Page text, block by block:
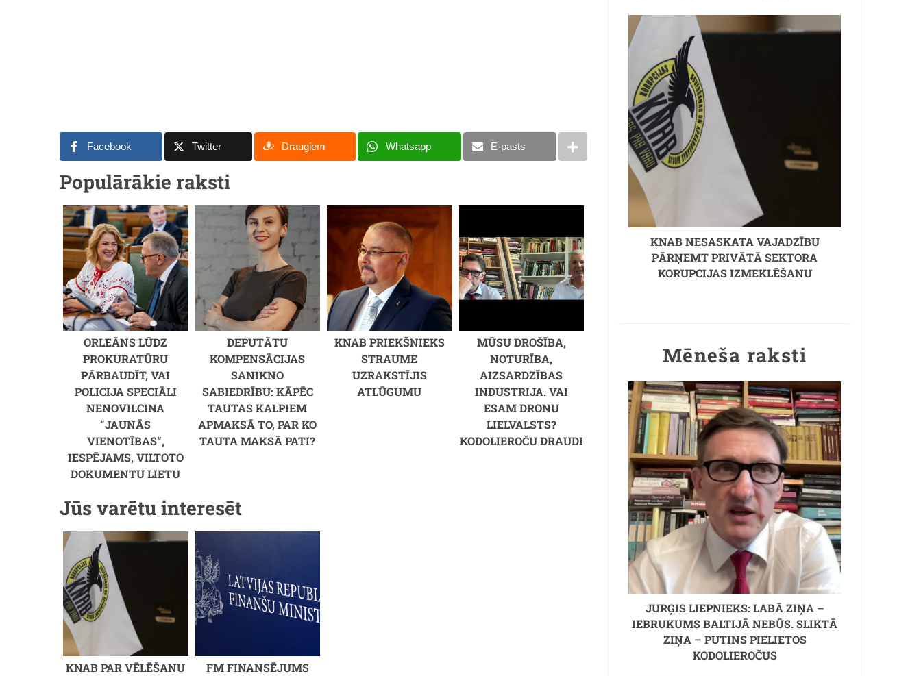
Facebook Twitter Draugiem Whatsapp E-pasts
Populārākie raksti
ORLEĀNS LŪDZ
PROKURATŪRU
PĀRBAUDĪT, VAI
POLICIJA SPECIĀLI
NENOVILCINA
“JAUNĀS
VIENOTĪBAS”,
IESPĒJAMS, VILTOTO
DOKUMENTU LIETU
DEPUTĀTU
KOMPENSĀCIJAS
SANIKNO
SABIEDRĪBU: KĀPĒC
TAUTAS KALPIEM
APMAKSĀ TO, PAR KO
TAUTA MAKSĀ PATI?
KNAB PRIEKŠNIEKS
STRAUME
UZRAKSTĪJIS
ATLŪGUMU
MŪSU DROŠĪBA,
NOTURĪBA,
AIZSARDZĪBAS
INDUSTRIJA. VAI
ESAM DRONU
LIELVALSTS?
KODOLIEROČU DRAUDI
Jūs varētu interesēt
KNAB PAR VĒLĒŠANU
FM FINANSĒJUMS
KNAB NESASKATA VAJADZĪBU
PĀRŅEMT PRIVĀTĀ SEKTORA
KORUPCIJAS IZMEKLĒŠANU
Mēneša raksti
JURĢIS LIEPNIEKS: LABĀ ZIŅA –
IEBRUKUMS BALTIJĀ NEBŪS. SLIKTĀ
ZIŅA – PUTINS PIELIETOS
KODOLIEROČUS